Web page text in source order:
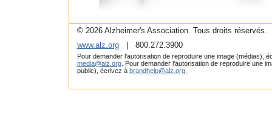
© 2026 Alzheimer's Association. Tous droits réservés.
www.alz.org| 800.272.3900
Pour demander l'autorisation de reproduire une image (médias),
media@alz.org. Pour demander l'autorisation de reproduire une
public), écrivez à brandhelp@alz.org.